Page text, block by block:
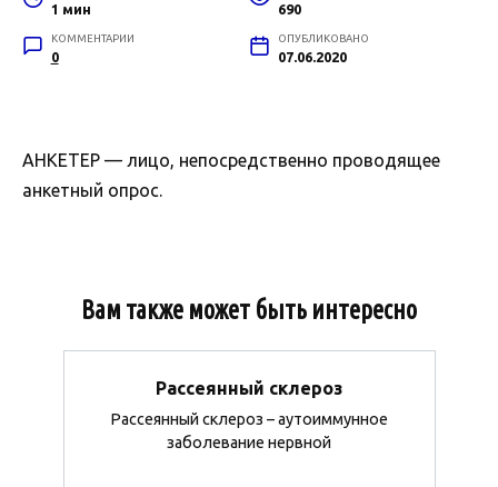
1 мин 690
КОММЕНТАРИИ
0
ОПУБЛИКОВАНО
07.06.2020
АНКЕТЕР — лицо, непосредственно проводящее
анкетный опрос.
Вам также может быть интересно
Рассеянный склероз
Рассеянный склероз – аутоиммунное
заболевание нервной